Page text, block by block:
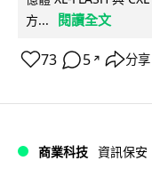
方...
閱讀全文
73 5 ↗ 分享
商業科技 資訊保安